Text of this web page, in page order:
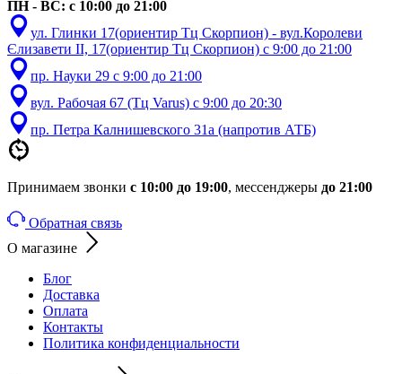
ПН - ВС: с 10:00 до 21:00
ул. Глинки 17(ориентир Тц Скорпион) - вул.Королеви
Єлизавети ІІ, 17(ориентир Тц Скорпион) с 9:00 до 21:00
пр. Науки 29 с 9:00 до 21:00
вул. Рабочая 67 (Тц Varus) с 9:00 до 20:30
пр. Петра Калнишевского 31а (напротив АТБ)
Принимаем звонки с 10:00 до 19:00, мессенджеры до 21:00
Обратная связь
О магазине
Блог
Доставка
Оплата
Контакты
Политика конфиденциальности